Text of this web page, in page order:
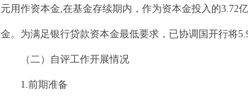
元用作资本金,在基金存续期内，作为资本金投入的3.72
金。为满足银行贷款资本金最低要求，已协调国开行将
（二）自评工作开展情况
1.前期准备